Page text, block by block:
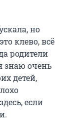
но
клево, всё
родители
знаю очень
детей,
если